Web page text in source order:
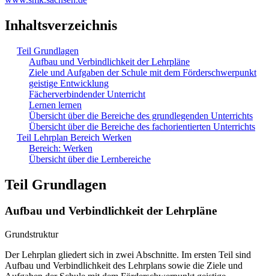
Inhaltsverzeichnis
Teil Grundlagen
Aufbau und Verbindlichkeit der Lehrpläne
Ziele und Aufgaben der Schule mit dem Förderschwerpunkt
geistige Entwicklung
Fächerverbindender Unterricht
Lernen lernen
Übersicht über die Bereiche des grundlegenden Unterrichts
Übersicht über die Bereiche des fachorientierten Unterrichts
Teil Lehrplan Bereich Werken
Bereich: Werken
Übersicht über die Lernbereiche
Teil Grundlagen
Aufbau und Verbindlichkeit der Lehrpläne
Grundstruktur
Der Lehrplan gliedert sich in zwei Abschnitte. Im ersten Teil sind
Aufbau und Verbindlichkeit des Lehrplans sowie die Ziele und